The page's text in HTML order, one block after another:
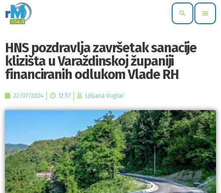
search menu
HNS pozdravlja završetak sanacije
klizišta u Varaždinskoj županiji
financiranih odlukom Vlade RH
22/07/2024 12:57 Ljiljana Vuglač